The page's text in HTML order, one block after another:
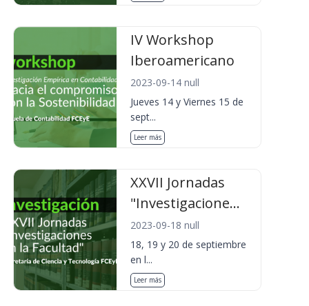
IV Workshop
Iberoamericano
2023-09-14 null
Jueves 14 y Viernes 15 de
sept...
Leer más
XXVII Jornadas
"Investigacione...
2023-09-18 null
18, 19 y 20 de septiembre
en l...
Leer más